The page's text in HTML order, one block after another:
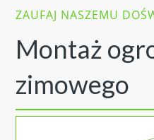
ZAUFAJ NASZEMU
Montaż
zimowego